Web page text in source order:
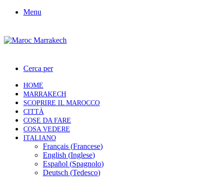
Menu
Cerca per
HOME
MARRAKECH
SCOPRIRE IL MAROCCO
CITTÀ
COSE DA FARE
COSA VEDERE
ITALIANO
Français (Francese)
English (Inglese)
Español (Spagnolo)
Deutsch (Tedesco)